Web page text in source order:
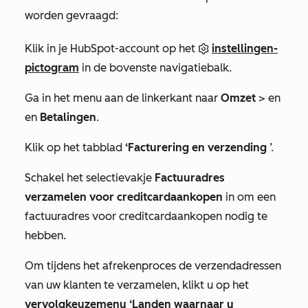
worden gevraagd:
Klik in je HubSpot-account op het
instellingen-
pictogram in de bovenste navigatiebalk.
Ga in het menu aan de linkerkant naar Omzet > en
en Betalingen.
Klik op het tabblad ‘Facturering en verzending ’.
Schakel het selectievakje Factuuradres
verzamelen voor creditcardaankopen in om een
factuuradres voor creditcardaankopen nodig te
hebben.
Om tijdens het afrekenproces de verzendadressen
van uw klanten te verzamelen, klikt u op het
vervolgkeuzemenu ‘Landen waarnaar u